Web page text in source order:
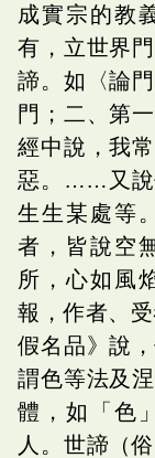
成實宗的教
有，立世界
諦。如〈論
門；二、第
經中說，我
惡。……又說
生生某處等
者，皆說空
所，心如風
報，作者、
假名品》說
謂色等法及
體，如「色
人。世諦（